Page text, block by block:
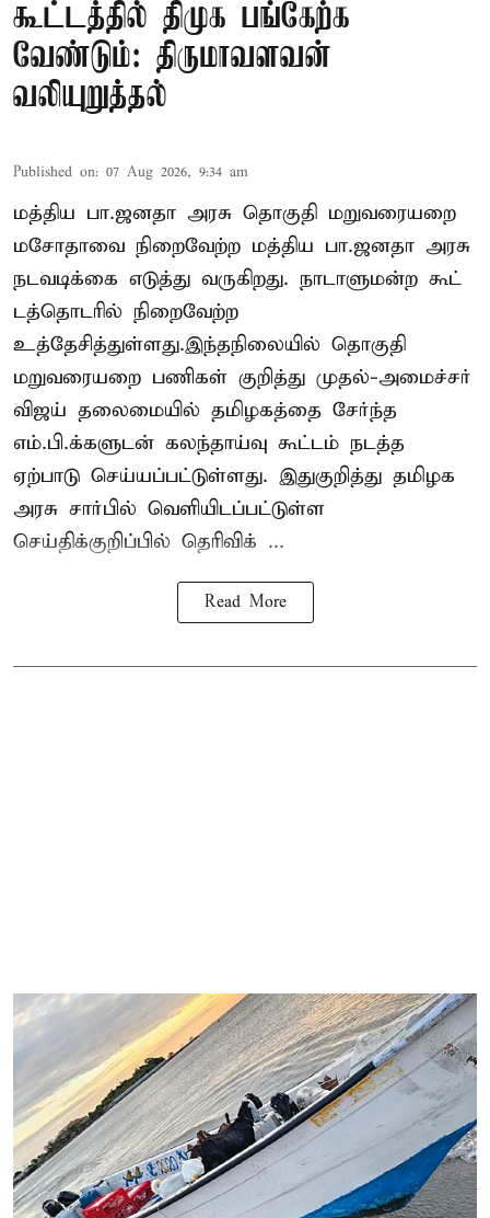
கூட்டத்தில் திமுக பங்கேற்க
வேண்டும்: திருமாவளவன்
வலியுறுத்தல்
Published on: 07 Aug 2026, 9:34 am
மத்திய பா.ஜனதா அரசு தொகுதி மறுவரையறை
மசோதாவை நிறைவேற்ற மத்திய பா.ஜனதா அரசு
நடவடிக்கை எடுத்து வருகிறது. நாடாளுமன்ற கூட்
டத்தொடரில் நிறைவேற்ற
உத்தேசித்துள்ளது.இந்தநிலையில் தொகுதி
மறுவரையறை பணிகள் குறித்து முதல்-அமைச்சர்
விஜய் தலைமையில் தமிழகத்தை சேர்ந்த
எம்.பி.க்களுடன் கலந்தாய்வு கூட்டம் நடத்த
ஏற்பாடு செய்யப்பட்டுள்ளது. இதுகுறித்து தமிழக
அரசு சார்பில் வெளியிடப்பட்டுள்ள
செய்திக்குறிப்பில் தெரிவிக் ...
Read More